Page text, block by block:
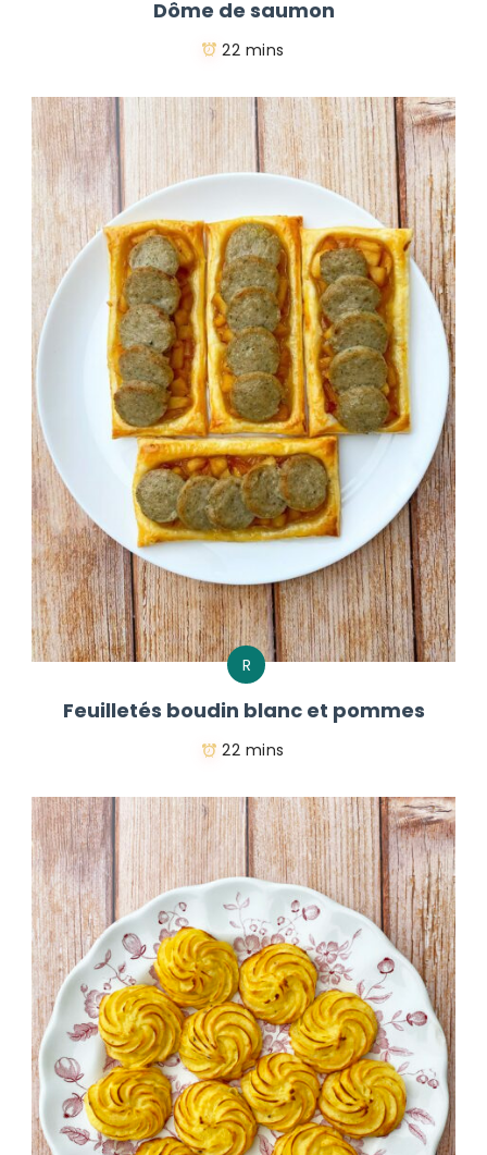
Dôme de saumon
22 mins
R
Feuilletés boudin blanc et pommes
22 mins